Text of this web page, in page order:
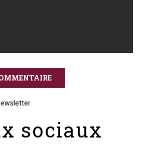
sociaux